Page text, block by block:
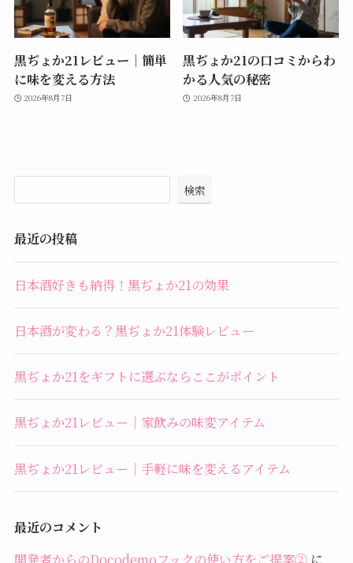
黒ぢょか21レビュー｜簡単
に味を変える方法
2026年8月7日
黒ぢょか21の口コミからわ
かる人気の秘密
2026年8月7日
検索
最近の投稿
日本酒好きも納得！黒ぢょか21の効果
日本酒が変わる？黒ぢょか21体験レビュー
黒ぢょか21をギフトに選ぶならここがポイント
黒ぢょか21レビュー｜家飲みの味変アイテム
黒ぢょか21レビュー｜手軽に味を変えるアイテム
最近のコメント